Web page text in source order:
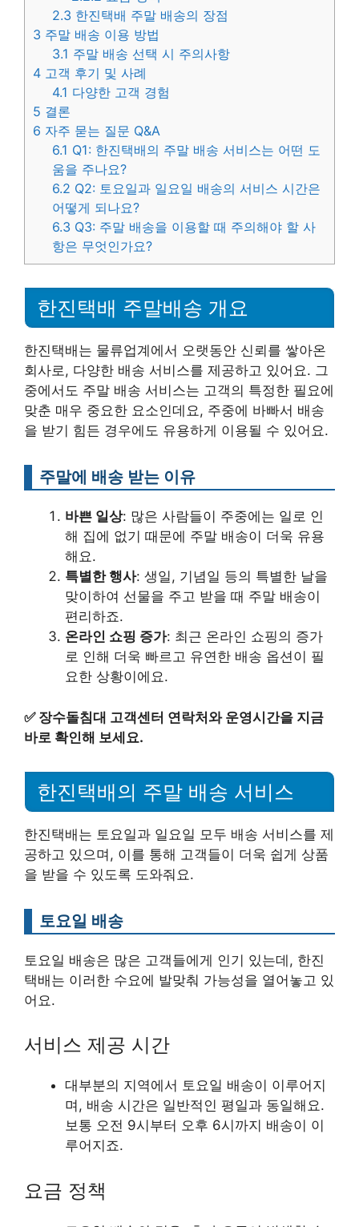
2.3 한진택배 주말 배송의 장점
3 주말 배송 이용 방법
3.1 주말 배송 선택 시 주의사항
4 고객 후기 및 사례
4.1 다양한 고객 경험
5 결론
6 자주 묻는 질문 Q&A
6.1 Q1: 한진택배의 주말 배송 서비스는 어떤 도
움을 주나요?
6.2 Q2: 토요일과 일요일 배송의 서비스 시간은
어떻게 되나요?
6.3 Q3: 주말 배송을 이용할 때 주의해야 할 사
항은 무엇인가요?
한진택배 주말배송 개요
한진택배는 물류업계에서 오랫동안 신뢰를 쌓아온
회사로, 다양한 배송 서비스를 제공하고 있어요. 그
중에서도 주말 배송 서비스는 고객의 특정한 필요에
맞춘 매우 중요한 요소인데요, 주중에 바빠서 배송
을 받기 힘든 경우에도 유용하게 이용될 수 있어요.
주말에 배송 받는 이유
바쁜 일상: 많은 사람들이 주중에는 일로 인
해 집에 없기 때문에 주말 배송이 더욱 유용
해요.
특별한 행사: 생일, 기념일 등의 특별한 날을
맞이하여 선물을 주고 받을 때 주말 배송이
편리하죠.
온라인 쇼핑 증가: 최근 온라인 쇼핑의 증가
로 인해 더욱 빠르고 유연한 배송 옵션이 필
요한 상황이에요.
✅ 장수돌침대 고객센터 연락처와 운영시간을 지금
바로 확인해 보세요.
한진택배의 주말 배송 서비스
한진택배는 토요일과 일요일 모두 배송 서비스를 제
공하고 있으며, 이를 통해 고객들이 더욱 쉽게 상품
을 받을 수 있도록 도와줘요.
토요일 배송
토요일 배송은 많은 고객들에게 인기 있는데, 한진
택배는 이러한 수요에 발맞춰 가능성을 열어놓고 있
어요.
서비스 제공 시간
대부분의 지역에서 토요일 배송이 이루어지
며, 배송 시간은 일반적인 평일과 동일해요.
보통 오전 9시부터 오후 6시까지 배송이 이
루어지죠.
요금 정책